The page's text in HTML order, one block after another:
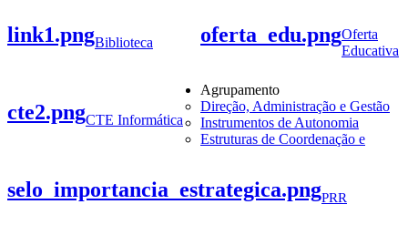
link1.pngBiblioteca oferta_edu.pngOferta
Educativa
cte2.pngCTE Informática
selo_importancia_estrategica.pngPRR
Agrupamento
Direção, Administração e Gestão
Instrumentos de Autonomia
Estruturas de Coordenação e